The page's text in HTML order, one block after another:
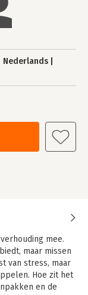
Nederlands
mee.
maar missen
van stress, maar
Hoe zit het
en de